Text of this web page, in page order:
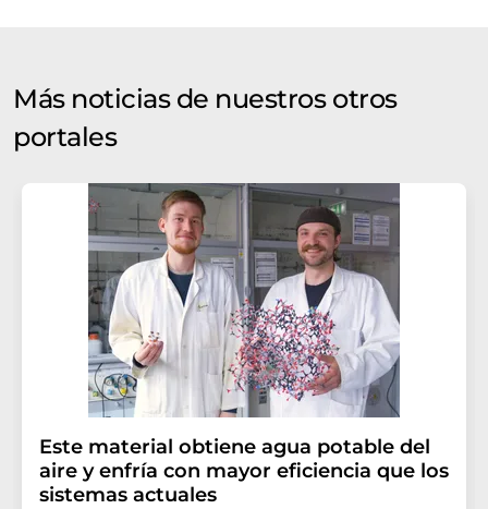
Más noticias de nuestros otros
portales
Este material obtiene agua potable del
aire y enfría con mayor eficiencia que los
sistemas actuales